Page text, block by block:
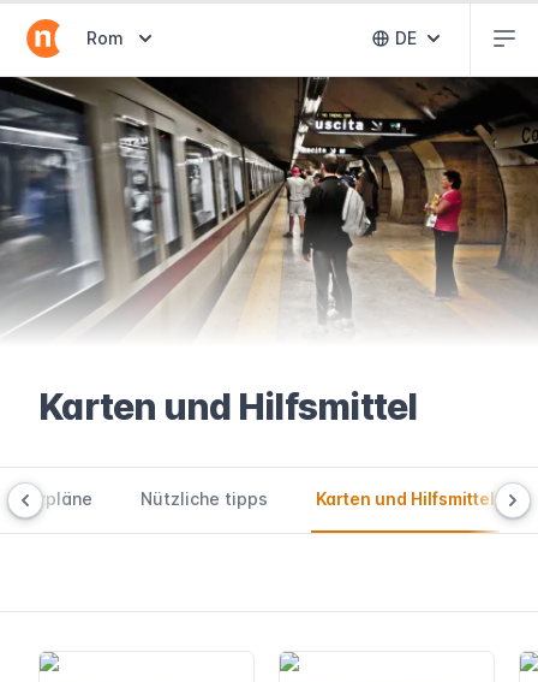
Abrir selector de destinos
Rom Abrir selector
DE
Karten und Hilfsmittel
Fahrpläne Nützliche tipps Karten und Hilfsmittel